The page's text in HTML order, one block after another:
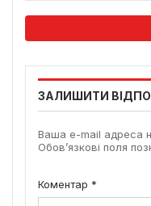
ЗАЛИШИТИ
Ваша e-mail адреса
Обов’язкові поля
Коментар *